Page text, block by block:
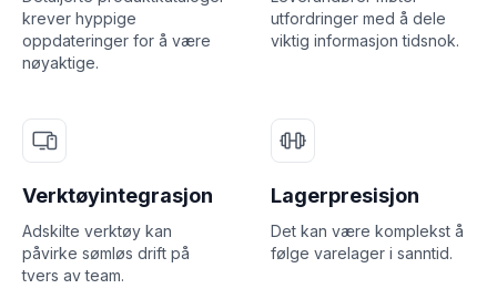
krever hyppige
oppdateringer for å være
nøyaktige.
utfordringer med å dele
viktig informasjon tidsnok.
Verktøyintegrasjon
Adskilte verktøy kan
påvirke sømløs drift på
tvers av team.
Lagerpresisjon
Det kan være komplekst å
følge varelager i sanntid.